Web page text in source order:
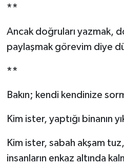
**
Ancak doğruları yazmak,
paylaşmak görevim diye
**
Bakın; kendi kendinize
Kim ister, yaptığı binanın
Kim ister, sabah akşam
insanların enkaz altında